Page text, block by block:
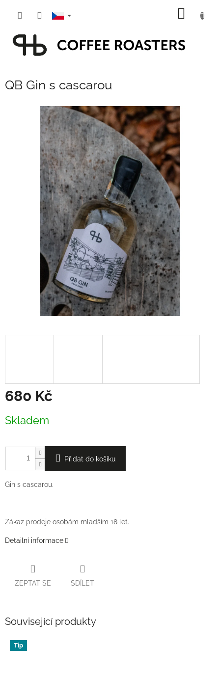
QB Gin s cascarou
680 Kč
cena:
Skladem
Přidat do košíku
Gin s cascarou.
Zákaz prodeje osobám mladším 18 let.
Detailní informace
ZEPTAT SE SDÍLET
Související produkty
Tip